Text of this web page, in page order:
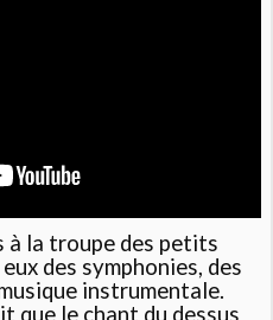
à la troupe des petits
des symphonies, des
instrumentale.
que le chant du dessus